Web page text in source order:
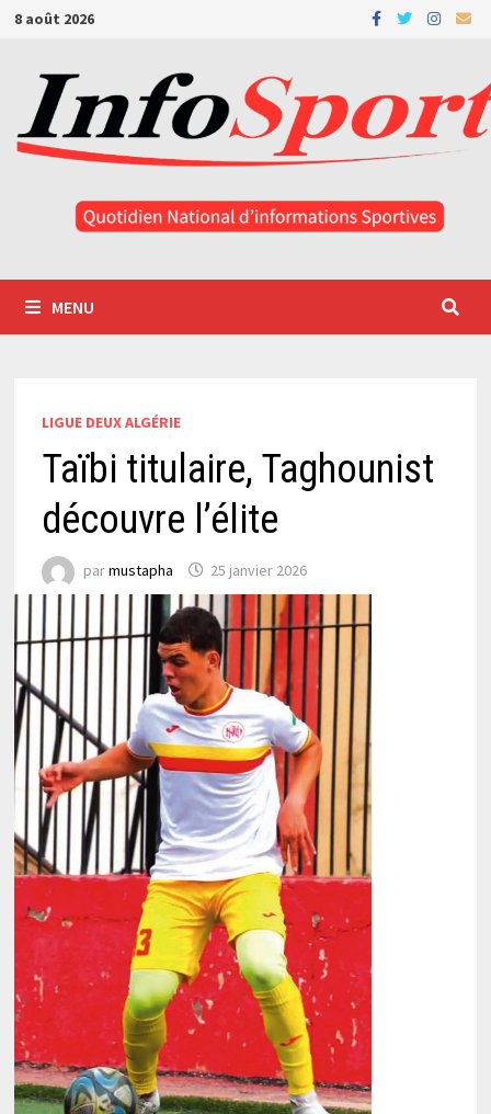
Passer
contenu
8 août 2026
MENU
LIGUE DEUX ALGÉRIE
Taïbi titulaire, Taghounist
découvre l’élite
parmustapha 25 janvier 2026